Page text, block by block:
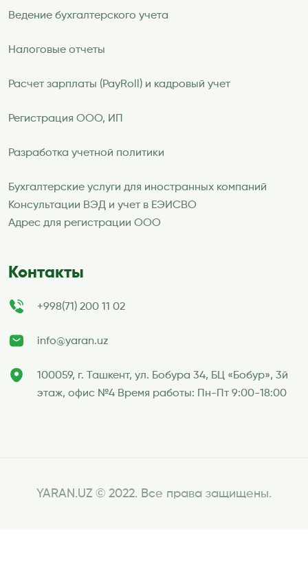
Ведение бухгалтерского учета
Налоговые отчеты
Расчет зарплаты (PayRoll) и кадровый учет
Регистрация ООО, ИП
Разработка учетной политики
Бухгалтерские услуги для иностранных компаний
Консультации ВЭД и учет в ЕЭИСВО
Адрес для регистрации ООО
Контакты
+998(71) 200 11 02
info@yaran.uz
100059, г. Ташкент, ул. Бобура 34, БЦ «Бобур», 3й
этаж, офис №4 Время работы: Пн-Пт 9:00-18:00
YARAN.UZ © 2022. Все права защищены.